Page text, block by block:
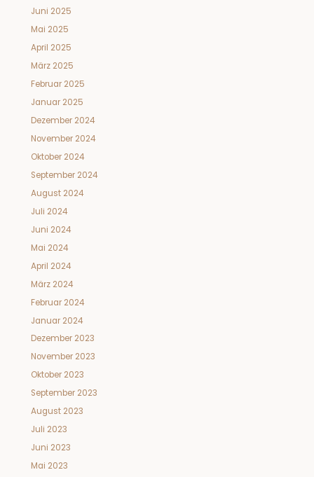
Juni 2025
Mai 2025
April 2025
März 2025
Februar 2025
Januar 2025
Dezember 2024
November 2024
Oktober 2024
September 2024
August 2024
Juli 2024
Juni 2024
Mai 2024
April 2024
März 2024
Februar 2024
Januar 2024
Dezember 2023
November 2023
Oktober 2023
September 2023
August 2023
Juli 2023
Juni 2023
Mai 2023